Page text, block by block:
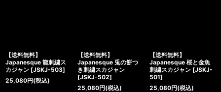
【送料無料】
Japanesque 龍刺繍ス
カジャン [JSKJ-503]
25,080円(税込)
【送料無料】
Japanesque 兎の餅つ
き刺繍スカジャン
[JSKJ-502]
25,080円(税込)
【送料無料】
Japanesque 桜と金魚
刺繍スカジャン [JSKJ-
501]
25,080円(税込)